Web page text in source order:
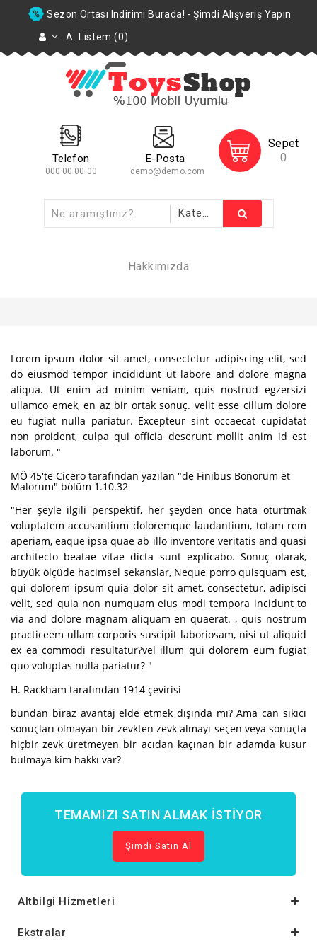
Sezon Ortası Indirimi Burada! - Şimdi Alışveriş Yapın
A. Listem (0)
Telefon
000 00 00 00
E-Posta
demo@demo.com
Sepet
0
Hakkımızda
Lorem ipsum dolor sit amet, consectetur adipiscing elit, sed
do eiusmod tempor incididunt ut labore and dolore magna
aliqua. Ut enim ad minim veniam, quis nostrud egzersizi
ullamco emek, en az bir ortak sonuç. velit esse cillum dolore
eu fugiat nulla pariatur. Excepteur sint occaecat cupidatat
non proident, culpa qui officia deserunt mollit anim id est
laborum. "
MÖ 45'te Cicero tarafından yazılan "de Finibus Bonorum et
Malorum" bölüm 1.10.32
"Her şeyle ilgili perspektif, her şeyden önce hata oturtmak
voluptatem accusantium doloremque laudantium, totam rem
aperiam, eaque ipsa quae ab illo inventore veritatis and quasi
architecto beatae vitae dicta sunt explicabo. Sonuç olarak,
büyük ölçüde hacimsel sekanslar, Neque porro quisquam est,
qui dolorem ipsum quia dolor sit amet, consectetur, adipisci
velit, sed quia non numquam eius modi tempora incidunt to
via and dolore magnam aliquam en quaerat. , quis nostrum
practiceem ullam corporis suscipit laboriosam, nisi ut aliquid
ex ea commodi resultatur?vel illum qui dolorem eum fugiat
quo voluptas nulla pariatur? "
H. Rackham tarafından 1914 çevirisi
bundan biraz avantaj elde etmek dışında mı?Ama can sıkıcı
sonuçları olmayan bir zevkten zevk almayı seçen veya sonuçta
hiçbir zevk üretmeyen bir acıdan kaçınan bir adamda kusur
bulmaya kim hakkı var?
TEMAMIZI SATIN ALMAK İSTIYOR
Şimdi Satın Al
Altbilgi Hizmetleri
Ekstralar